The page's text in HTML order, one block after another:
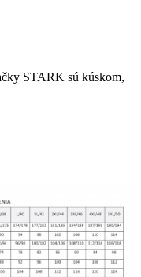
STARK sú kúskom,